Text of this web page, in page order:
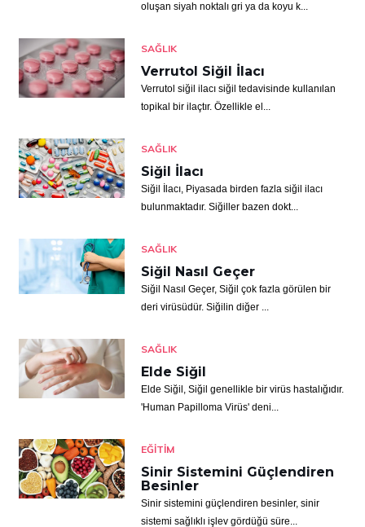
oluşan siyah noktalı gri ya da koyu k...
SAĞLIK
Verrutol Siğil İlacı
Verrutol siğil ilacı siğil tedavisinde kullanılan
topikal bir ilaçtır. Özellikle el...
SAĞLIK
Siğil İlacı
Siğil İlacı, Piyasada birden fazla siğil ilacı
bulunmaktadır. Siğiller bazen dokt...
SAĞLIK
Siğil Nasıl Geçer
Siğil Nasıl Geçer, Siğil çok fazla görülen bir
deri virüsüdür. Siğilin diğer ...
SAĞLIK
Elde Siğil
Elde Siğil, Siğil genellikle bir virüs hastalığıdır.
'Human Papilloma Virüs' deni...
EĞITIM
Sinir Sistemini Güçlendiren
Besinler
Sinir sistemini güçlendiren besinler, sinir
sistemi sağlıklı işlev gördüğü süre...